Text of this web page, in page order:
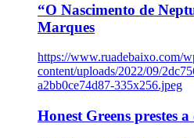
“O Nascimento de
Marques
https://www.ruadebaixo.com/
content/uploads/2022/09/
a2bb0ce74d87-335x256.jpeg
Honest Greens prestes